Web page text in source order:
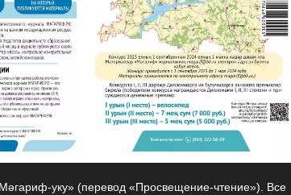
уку» (перевод «Просвещение-чтение»). Все